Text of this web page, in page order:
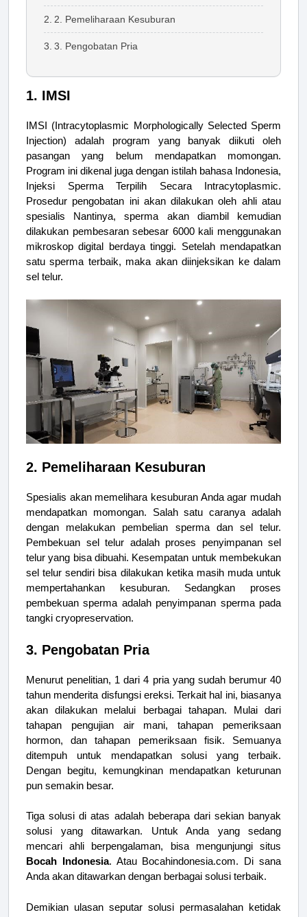
2. Pemeliharaan Kesuburan
3. Pengobatan Pria
1. IMSI
IMSI (Intracytoplasmic Morphologically Selected Sperm
Injection) adalah program yang banyak diikuti oleh
pasangan yang belum mendapatkan momongan.
Program ini dikenal juga dengan istilah bahasa Indonesia,
Injeksi Sperma Terpilih Secara Intracytoplasmic.
Prosedur pengobatan ini akan dilakukan oleh ahli atau
spesialis Nantinya, sperma akan diambil kemudian
dilakukan pembesaran sebesar 6000 kali menggunakan
mikroskop digital berdaya tinggi. Setelah mendapatkan
satu sperma terbaik, maka akan diinjeksikan ke dalam
sel telur.
2. Pemeliharaan Kesuburan
Spesialis akan memelihara kesuburan Anda agar mudah
mendapatkan momongan. Salah satu caranya adalah
dengan melakukan pembelian sperma dan sel telur.
Pembekuan sel telur adalah proses penyimpanan sel
telur yang bisa dibuahi. Kesempatan untuk membekukan
sel telur sendiri bisa dilakukan ketika masih muda untuk
mempertahankan kesuburan. Sedangkan proses
pembekuan sperma adalah penyimpanan sperma pada
tangki cryopreservation.
3. Pengobatan Pria
Menurut penelitian, 1 dari 4 pria yang sudah berumur 40
tahun menderita disfungsi ereksi. Terkait hal ini, biasanya
akan dilakukan melalui berbagai tahapan. Mulai dari
tahapan pengujian air mani, tahapan pemeriksaan
hormon, dan tahapan pemeriksaan fisik. Semuanya
ditempuh untuk mendapatkan solusi yang terbaik.
Dengan begitu, kemungkinan mendapatkan keturunan
pun semakin besar.
Tiga solusi di atas adalah beberapa dari sekian banyak
solusi yang ditawarkan. Untuk Anda yang sedang
mencari ahli berpengalaman, bisa mengunjungi situs
Bocah Indonesia. Atau Bocahindonesia.com. Di sana
Anda akan ditawarkan dengan berbagai solusi terbaik.
Demikian ulasan seputar solusi permasalahan ketidak